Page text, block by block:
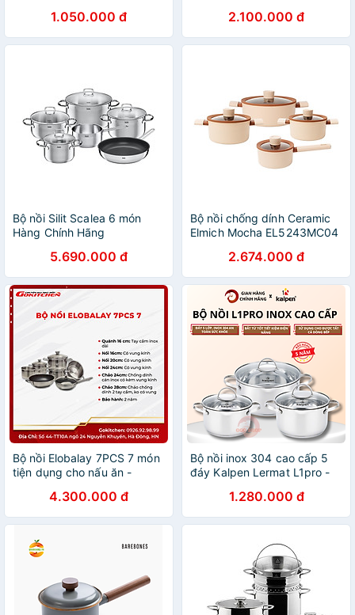
quánh 16cm + nồi 20cm,
chống dính vân đá an toàn
cho sức khỏe, dùng được
1.050.000 đ 2.100.000 đ
Bộ nồi Silit Scalea 6 món
Hàng Chính Hãng
5.690.000 đ
Bộ nồi chống dính Ceramic
Elmich Mocha EL5243MC04
2.674.000 đ
Bộ nồi Elobalay 7PCS 7 món
tiện dụng cho nấu ăn -
4.300.000 đ
Bộ nồi inox 304 cao cấp 5
đáy Kalpen Lermat L1pro -
1.280.000 đ